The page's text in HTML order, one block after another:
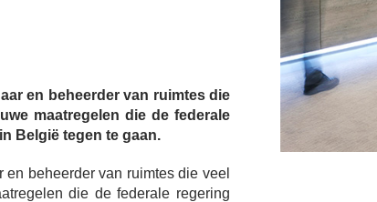
en beheerder van ruimtes die
maatregelen die de federale
België tegen te gaan.
beheerder van ruimtes die veel
die de federale regering